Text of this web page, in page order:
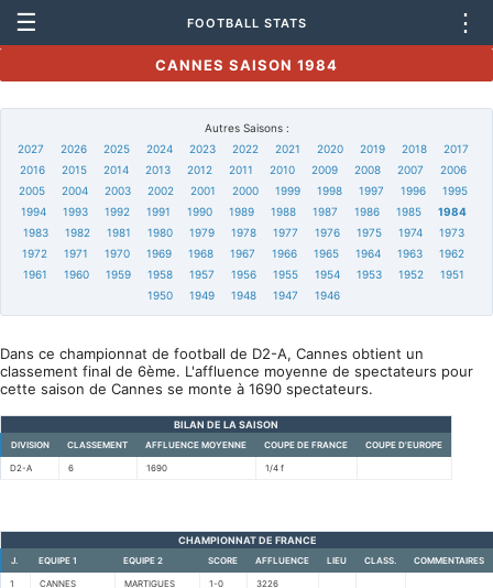
☰ FOOTBALL STATS ⋮
CANNES SAISON 1984
Autres Saisons :
2027
2026 2025 2024 2023 2022 2021 2020 2019 2018
2017
2016
2015 2014 2013 2012 2011 2010 2009 2008 2007
2006
2005
2004 2003 2002 2001 2000 1999 1998 1997 1996
1995
1994
1993 1992 1991 1990 1989 1988 1987 1986 1985
1984
1983
1982 1981 1980 1979 1978 1977 1976 1975 1974
1973
1972
1971 1970 1969 1968 1967 1966 1965 1964 1963
1962
1961
1960 1959 1958 1957 1956 1955 1954 1953 1952
1951
1950
1949 1948 1947 1946
Dans ce championnat de football de D2-A, Cannes obtient un
classement final de 6ème. L'affluence moyenne de spectateurs pour
cette saison de Cannes se monte à 1690 spectateurs.
BILAN DE LA SAISON
DIVISION CLASSEMENT AFFLUENCE MOYENNE COUPE DE FRANCE COUPE D'EUROPE
D2-A 6 1690 1/4 f
CHAMPIONNAT DE FRANCE
J. EQUIPE 1 EQUIPE 2 SCORE AFFLUENCE LIEU CLASS. COMMENTAIRES
1 CANNES MARTIGUES 1-0 3226